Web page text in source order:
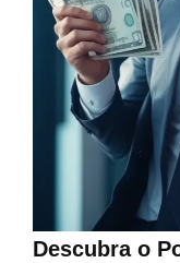
Descubra o